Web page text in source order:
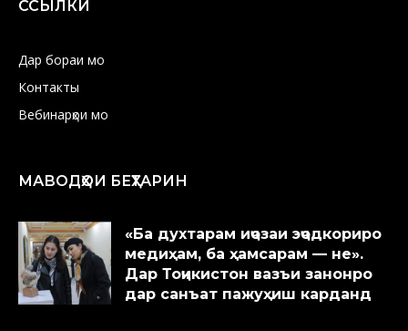
ССЫЛКИ
Дар бораи мо
Контакты
Вебинарҳои мо
МАВОДҲОИ БЕҲТАРИН
«Ба духтарам иҷозаи эҷодкориро
медиҳам, ба ҳамсарам — не».
Дар Тоҷикистон вазъи занонро
дар санъат пажуҳиш карданд